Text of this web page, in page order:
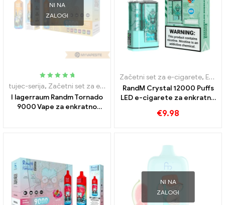
NI NA
ZALOGI
Ocenjeno
5.00
tujec-serija, Začetni set za e-cigarete ,E-cigarete za enkratno
I lagerraum Randm Tornado
9000 Vape za enkratno
Začetni set za e-cigarete, E-cigarete za enkratno uporabo
RandM Crystal 12000 Puffs
LED e-cigarete za enkratno
€9.98
NI NA
ZALOGI